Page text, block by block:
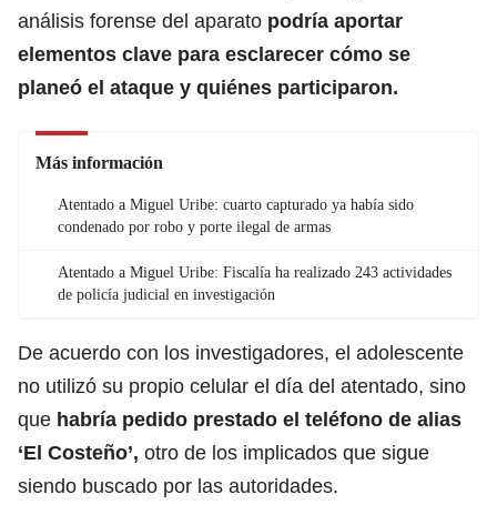
análisis forense del aparato podría aportar
elementos clave para esclarecer cómo se
planeó el ataque y quiénes participaron.
Más información
Atentado a Miguel Uribe: cuarto capturado ya había sido
condenado por robo y porte ilegal de armas
Atentado a Miguel Uribe: Fiscalía ha realizado 243 actividades
de policía judicial en investigación
De acuerdo con los investigadores, el adolescente
no utilizó su propio celular el día del atentado, sino
que habría pedido prestado el teléfono de alias
‘El Costeño’, otro de los implicados que sigue
siendo buscado por las autoridades.